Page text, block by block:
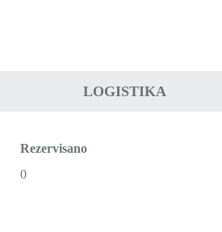
LOGISTIKA
Rezervisano
0